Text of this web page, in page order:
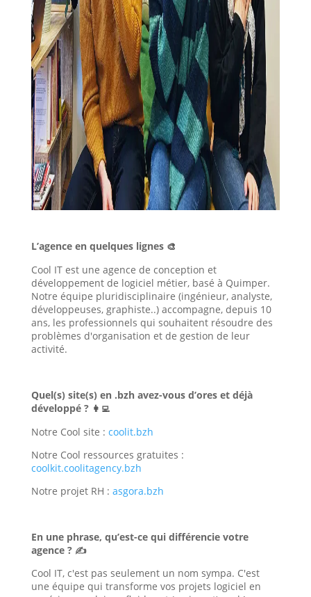
L’agence en quelques lignes 🎨
Cool IT est une agence de conception et
développement de logiciel métier, basé à Quimper.
Notre équipe pluridisciplinaire (ingénieur, analyste,
développeuses, graphiste..) accompagne, depuis 10
ans, les professionnels qui souhaitent résoudre des
problèmes d'organisation et de gestion de leur
activité.
Quel(s) site(s) en .bzh avez-vous d’ores et déjà
développé ? 👩‍💻
Notre Cool site : coolit.bzh
Notre Cool ressources gratuites :
coolkit.coolitagency.bzh
Notre projet RH : asgora.bzh
En une phrase, qu’est-ce qui différencie votre
agence ? ✍
Cool IT, c'est pas seulement un nom sympa. C'est
une équipe qui transforme vos projets logiciel en